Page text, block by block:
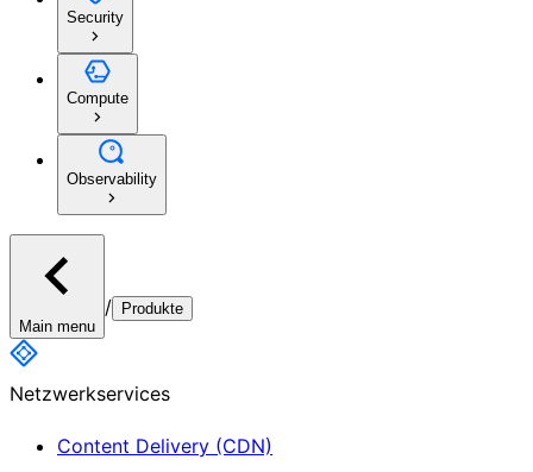
Security
Compute
Observability
Main menu
/ Produkte
Netzwerkservices
Content Delivery (CDN)